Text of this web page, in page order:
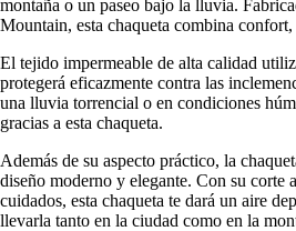
montaña o un paseo bajo la lluvia.
Mountain, esta chaqueta combina
El tejido impermeable de alta calidad
protegerá eficazmente contra las
una lluvia torrencial o en condiciones
gracias a esta chaqueta.
Además de su aspecto práctico, la
diseño moderno y elegante. Con su corte
cuidados, esta chaqueta te dará un aire
llevarla tanto en la ciudad como en la